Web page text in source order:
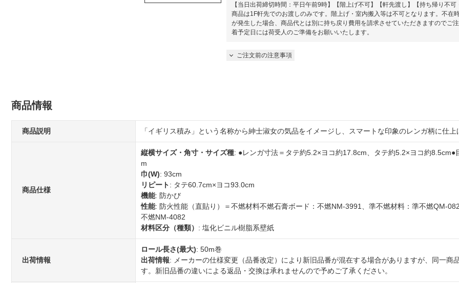
【当日出荷締切時間：平日午前9時】【階上げ不可】【軒先渡し】【持ち帰り不可
商品は1F軒先でのお渡しのみです。階上げ・室内搬入等は不可となります。不在
が発生した場合、商品代とは別に持ち戻り費用を請求させていただきますのでご
着予定日には荷受人のご準備をお願いいたします。​
ご注文前の注意事項
商品情報
商品説明 「イギリス積み」という名称から紳士淑女の気品をイメージし、スマートな印象のレンガ柄に仕上
商品仕様
縦横サイズ・角寸・サイズ種: ●レンガ寸法＝タテ約5.2×ヨコ約17.8cm、タテ約5.2×ヨコ約8.5cm●
m
巾(W): 93cm
リピート: タテ60.7cm×ヨコ93.0cm
機能: 防かび
性能: 防火性能（直貼り）＝不燃材料不燃石膏ボード：不燃NM-3991、準不燃材料：準不燃QM-
不燃NM-4082
材料区分（種類） : 塩化ビニル樹脂系壁紙
出荷情報
ロール長さ(最大): 50m巻
出荷情報: メーカーの仕様変更（品番改定）により新旧品番が混在する場合がありますが、同一商
す。新旧品番の違いによる返品・交換は承れませんので予めご了承ください。